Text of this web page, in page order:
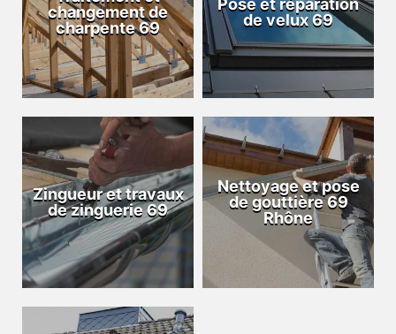
changement de
charpente 69
Pose et réparation
de velux 69
Zingueur et travaux
de zinguerie 69
Nettoyage et pose
de gouttière 69
Rhône